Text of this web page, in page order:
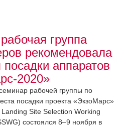
группа
рекомендовала
аппаратов
2020»
рабочей группы по
посадки проекта «ЭкзоМарс»
Site Selection Working
состоялся 8–9 ноября в